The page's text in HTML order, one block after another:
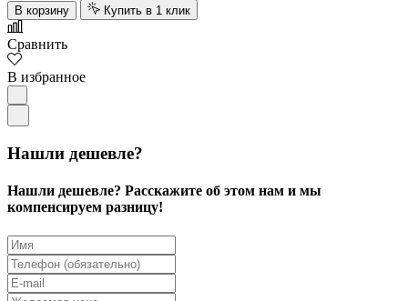
В корзину Купить в 1 клик
Сравнить
В избранное
Нашли дешевле?
Нашли дешевле? Расскажите об этом нам и мы
компенсируем разницу!